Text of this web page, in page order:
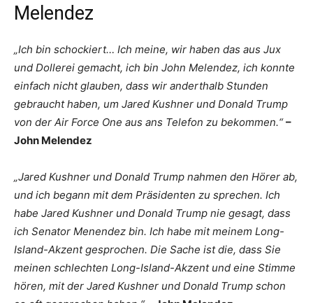
Melendez
„Ich bin schockiert… Ich meine, wir haben das aus Jux
und Dollerei gemacht, ich bin John Melendez, ich konnte
einfach nicht glauben, dass wir anderthalb Stunden
gebraucht haben, um Jared Kushner und Donald Trump
von der Air Force One aus ans Telefon zu bekommen.“–
John Melendez
„Jared Kushner und Donald Trump nahmen den Hörer ab,
und ich begann mit dem Präsidenten zu sprechen. Ich
habe Jared Kushner und Donald Trump nie gesagt, dass
ich Senator Menendez bin. Ich habe mit meinem Long-
Island-Akzent gesprochen. Die Sache ist die, dass Sie
meinen schlechten Long-Island-Akzent und eine Stimme
hören, mit der Jared Kushner und Donald Trump schon